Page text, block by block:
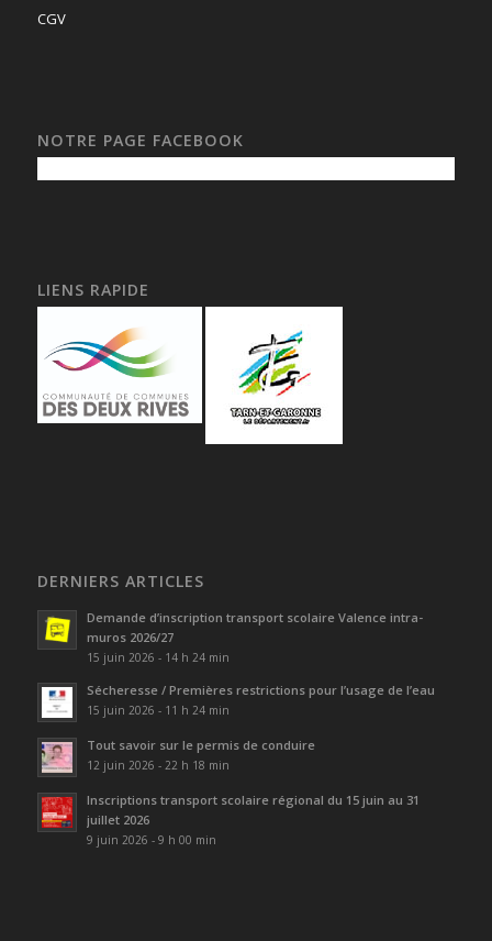
CGV
NOTRE PAGE FACEBOOK
LIENS RAPIDE
DERNIERS ARTICLES
Demande d’inscription transport scolaire Valence intra-
muros 2026/27
15 juin 2026 - 14 h 24 min
Sécheresse / Premières restrictions pour l’usage de l’eau
15 juin 2026 - 11 h 24 min
Tout savoir sur le permis de conduire
12 juin 2026 - 22 h 18 min
Inscriptions transport scolaire régional du 15 juin au 31
juillet 2026
9 juin 2026 - 9 h 00 min